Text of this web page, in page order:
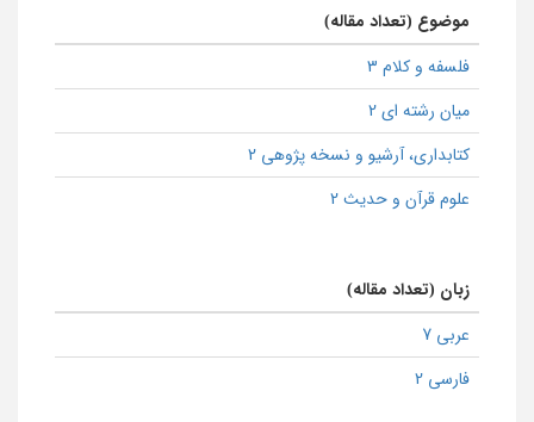
موضوع (تعداد مقاله)
فلسفه و کلام 3
میان رشته ای 2
كتابداری، آرشیو و نسخه پژوهی 2
علوم قرآن و حدیث 2
زبان (تعداد مقاله)
عربی 7
فارسی 2